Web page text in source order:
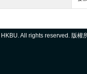
All rights reserved. 版權